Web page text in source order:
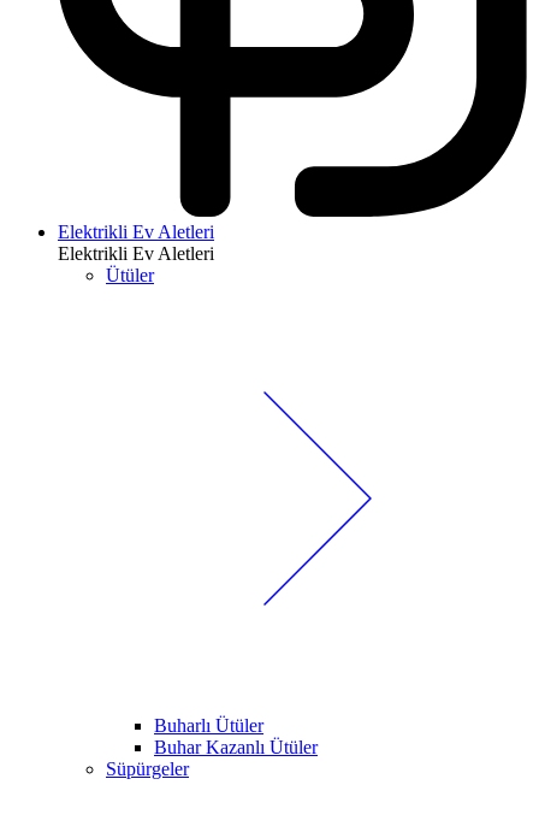
Elektrikli Ev Aletleri
Elektrikli Ev Aletleri
Ütüler
Buharlı Ütüler
Buhar Kazanlı Ütüler
Süpürgeler